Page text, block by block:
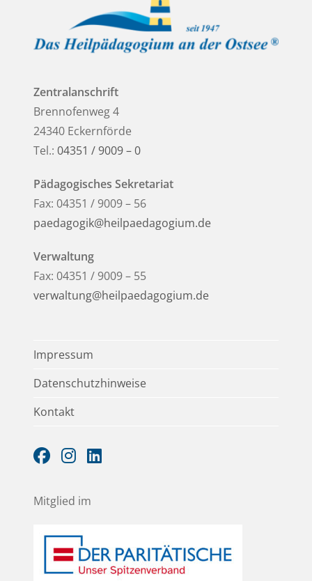
Zentralanschrift
Brennofenweg 4
24340 Eckernförde
Tel.:04351 / 9009 – 0
Pädagogisches Sekretariat
Fax: 04351 / 9009 – 56
paedagogik@heilpaedagogium.de
Verwaltung
Fax: 04351 / 9009 – 55
verwaltung@heilpaedagogium.de
Impressum
Datenschutzhinweise
Kontakt
Mitglied im